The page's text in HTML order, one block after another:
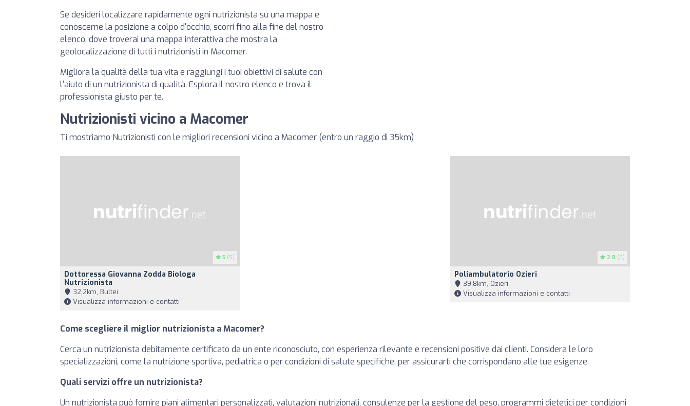
Se desideri localizzare rapidamente ogni nutrizionista su una mappa e
conoscerne la posizione a colpo d'occhio, scorri fino alla fine del nostro
elenco, dove troverai una mappa interattiva che mostra la
geolocalizzazione di tutti i nutrizionisti in Macomer.
Migliora la qualità della tua vita e raggiungi i tuoi obiettivi di salute con
l'aiuto di un nutrizionista di qualità. Esplora il nostro elenco e trova il
professionista giusto per te.
Nutrizionisti vicino a Macomer
Ti mostriamo Nutrizionisti con le migliori recensioni vicino a Macomer (entro un raggio di 35km)
5 (5)
Dottoressa Giovanna Zodda Biologa
Nutrizionista
32,2km, Bultei
Visualizza informazioni e contatti
2.8 (6)
Poliambulatorio Ozieri
39,8km, Ozieri
Visualizza informazioni e contatti
Come scegliere il miglior nutrizionista a Macomer?
Cerca un nutrizionista debitamente certificato da un ente riconosciuto, con esperienza rilevante e recensioni positive dai clienti. Considera le loro
specializzazioni, come la nutrizione sportiva, pediatrica o per condizioni di salute specifiche, per assicurarti che corrispondano alle tue esigenze.
Quali servizi offre un nutrizionista?
Un nutrizionista può fornire piani alimentari personalizzati, valutazioni nutrizionali, consulenze per la gestione del peso, programmi dietetici per condizioni